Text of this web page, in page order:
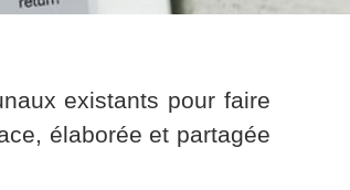
existants pour faire
élaborée et partagée